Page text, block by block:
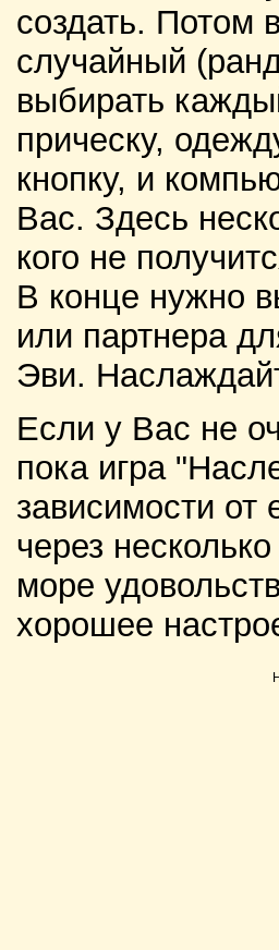
создать. Потом
случайный
выбирать
прическу,
кнопку, и
Вас. Здесь
кого не
В конце нужно
или партнера
Эви.
Если у Вас не
пока игра
зависимости от
через
море
хорошее